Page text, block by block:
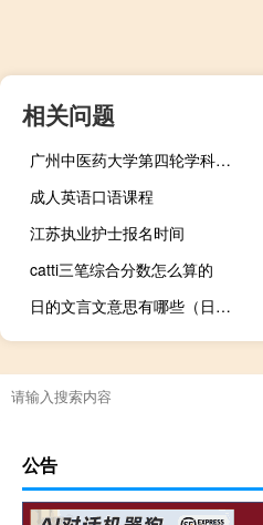
相关问题
广州中医药大学第四轮学科评估结果
成人英语口语课程
江苏执业护士报名时间
catti三笔综合分数怎么算的
日的文言文意思有哪些（日的文言文意思）
公告